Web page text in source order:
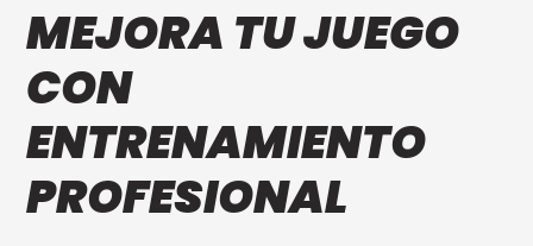
MEJORA TU JUEGO
CON
ENTRENAMIENTO
PROFESIONAL